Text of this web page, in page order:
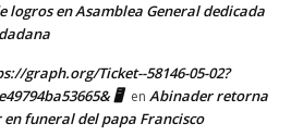
logros en Asamblea General dedicada
graph.org/Ticket--58146-05-02?
🖥 en Abinader retorna
funeral del papa Francisco